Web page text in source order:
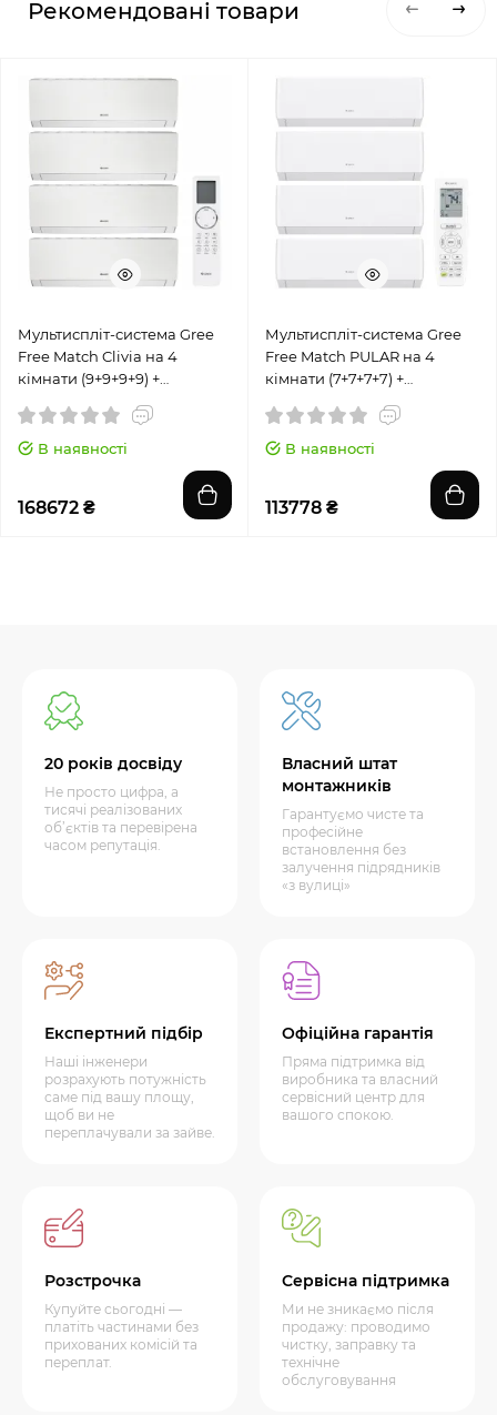
Рекомендовані товари
Мультиспліт-система Gree
Free Match Clivia на 4
кімнати (9+9+9+9) +
В наявності
168672 ₴
Мультиспліт-система Gree
Free Match PULAR на 4
кімнати (7+7+7+7) +
В наявності
113778 ₴
20 років досвіду
Не просто цифра, а
тисячі реалізованих
об’єктів та перевірена
часом репутація.
Власний штат
монтажників
Гарантуємо чисте та
професійне
встановлення без
залучення підрядників
«з вулиці»
Експертний підбір
Наші інженери
розрахують потужність
саме під вашу площу,
щоб ви не
переплачували за зайве.
Офіційна гарантія
Пряма підтримка від
виробника та власний
сервісний центр для
вашого спокою.
Розстрочка
Купуйте сьогодні —
платіть частинами без
прихованих комісій та
переплат.
Сервісна підтримка
Ми не зникаємо після
продажу: проводимо
чистку, заправку та
технічне
обслуговування